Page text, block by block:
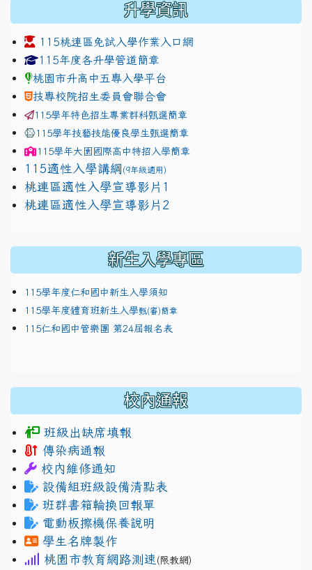
升學資訊
115桃連區免試入學作業入口網
link to https://www.jhjhs.tyc.edu.tw/modules/
115年度各升學管道簡章
桃園市升高中五專入學平台
技專校院招生委員會聯合會
115學年特色招生專業群科甄選簡章
115學年技藝技能優良學生甄選簡章
115學年大園國際高中特招入學簡章
115適性入學講綱 (9年級適用)
link to https://docs.google.com/presentation/d/
桃連區適性入學宣導影片1
link to https://docs.google.com/presentation/d/
桃連區適性入學宣導影片2
新生入學專區
115學年度仁和國中新生入學須知
115學年度體育班新生入學甄(審)簡章
115仁和國中管樂團 第24屆報名表
校內通報
班級出缺席填報
傳染病通報
校內維修通知
設備組班級設備清點表
班群書箱輪換回報單
電動板擦機保養說明
學生名牌製作
桃園市教育網路測速 (限教網)